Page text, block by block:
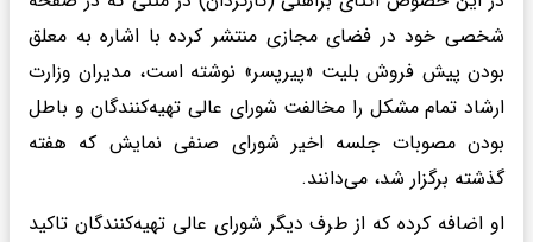
شخصی خود در فضای مجازی منتشر کرده با اشاره به معلق
بودن پیش فروش بلیت «پیرپسر» نوشته است، مدیران وزارت
ارشاد تمام مشکل را مخالفت شورای عالی تهیه‌کنندگان و باطل
بودن مصوبات جلسه اخیر شورای صنفی نمایش که هفته
گذشته برگزار شد، می‌دانند.
او اضافه کرده که از طرف دیگر شورای عالی تهیه‌کنندگان تاکید